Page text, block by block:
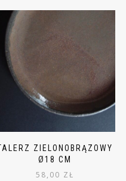
ZIELONOBRĄZOWY
Ø18 CM
58,00 ZŁ